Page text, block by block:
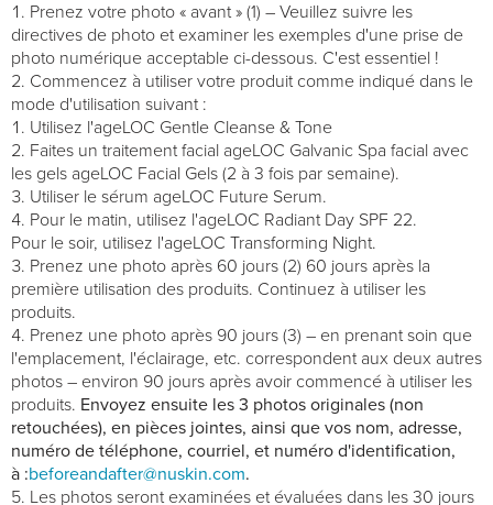
Prenez votre photo « avant » (1) – Veuillez suivre les
directives de photo et examiner les exemples d'une prise de
photo numérique acceptable ci-dessous. C'est essentiel !
Commencez à utiliser votre produit comme indiqué dans le
mode d'utilisation suivant :
Utilisez l'ageLOC Gentle Cleanse & Tone
Faites un traitement facial ageLOC Galvanic Spa facial avec
les gels ageLOC Facial Gels (2 à 3 fois par semaine).
Utiliser le sérum ageLOC Future Serum.
Pour le matin, utilisez l'ageLOC Radiant Day SPF 22.
Pour le soir, utilisez l'ageLOC Transforming Night.
Prenez une photo après 60 jours (2) 60 jours après la
première utilisation des produits. Continuez à utiliser les
produits.
Prenez une photo après 90 jours (3) – en prenant soin que
l'emplacement, l'éclairage, etc. correspondent aux deux autres
photos – environ 90 jours après avoir commencé à utiliser les
produits. Envoyez ensuite les 3 photos originales (non
retouchées), en pièces jointes, ainsi que vos nom, adresse,
numéro de téléphone, courriel, et numéro d'identification,
à :beforeandafter@nuskin.com.
Les photos seront examinées et évaluées dans les 30 jours